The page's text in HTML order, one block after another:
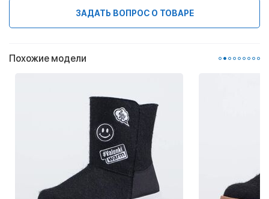
ЗАДАТЬ ВОПРОС О ТОВАРЕ
Похожие модели